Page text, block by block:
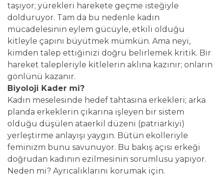
taşıyor; yürekleri harekete geçme isteğiyle
dolduruyor. Tam da bu nedenle kadın
mücadelesinin eylem gücüyle, etkili olduğu
kitleyle çapını büyütmek mümkün. Ama neyi,
kimden talep ettiğinizi doğru belirlemek kritik. Bir
hareket talepleriyle kitlelerin aklına kazınır; onların
gönlünü kazanır.
Biyoloji Kader mi?
Kadın meselesinde hedef tahtasına erkekleri; arka
planda erkeklerin çıkarına işleyen bir sistem
olduğu düşülen ataerkil düzeni (patriarkiyi)
yerleştirme anlayışı yaygın. Bütün ekolleriyle
feminizm bunu savunuyor. Bu bakış açısı erkeği
doğrudan kadının ezilmesinin sorumlusu yapıyor.
Neden mi? Ayrıcalıklarını korumak için.